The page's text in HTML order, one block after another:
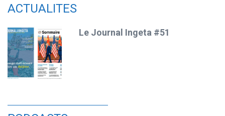
ACTUALITES
Le Journal Ingeta #51